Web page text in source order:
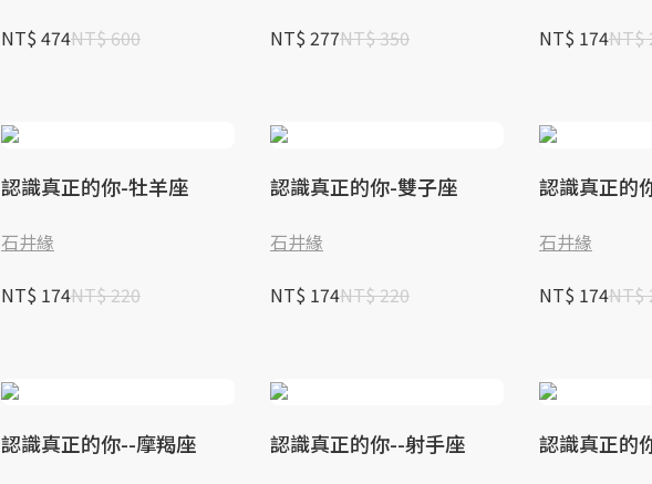
NT$ 474NT$ 600
NT$ 277NT$ 350
NT$ 174NT$
認識真正的你-牡羊座
石井緣
NT$ 174NT$ 220
認識真正的你-雙子座
石井緣
NT$ 174NT$ 220
認識真正的
石井緣
NT$ 174NT$
認識真正的你--摩羯座 認識真正的你--射手座 認識真正的